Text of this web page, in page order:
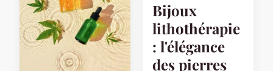
Bijoux
lithothérapie
: l'élégance
des pierres